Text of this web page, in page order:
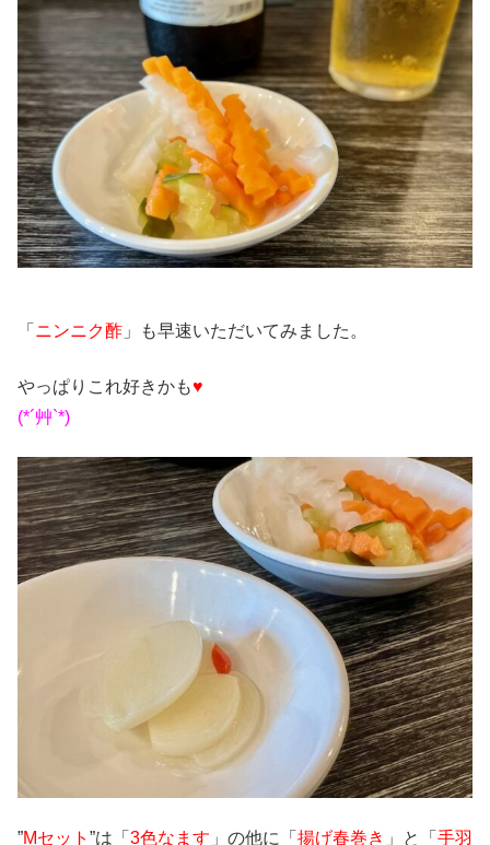
「 ニンニク酢 」も早速いただいてみました。
やっぱりこれ好きかも♥
(*´艸`*)
”Mセット ”は「 3色なます 」の他に「 揚げ春巻き 」と「 手羽